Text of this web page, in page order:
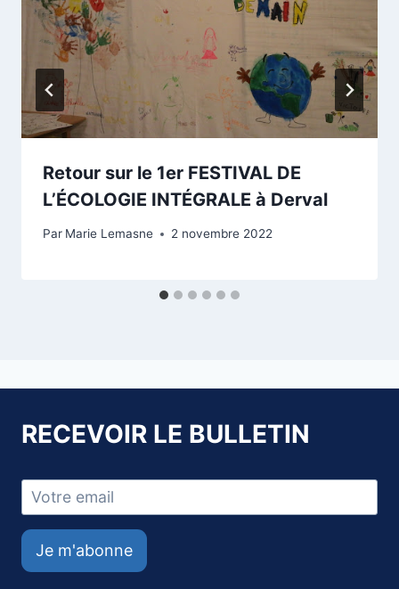
Retour sur le 1er FESTIVAL DE
L’ÉCOLOGIE INTÉGRALE à Derval
Par Marie Lemasne 2 novembre 2022
RECEVOIR LE BULLETIN
Je m'abonne